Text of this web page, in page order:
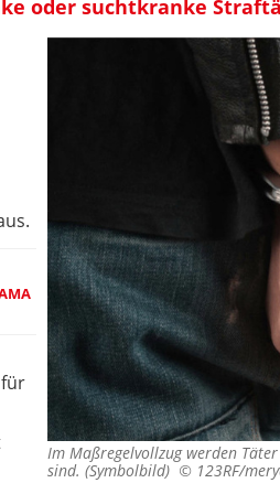
oder suchtkranke
Im Maßregelvollzug werden
sind. (Symbolbild) © 123RF/